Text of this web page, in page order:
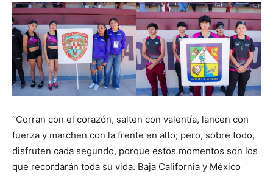
“Corran con el corazón, salten con valentía, lancen con
fuerza y marchen con la frente en alto; pero, sobre todo,
disfruten cada segundo, porque estos momentos son los
que recordarán toda su vida. Baja California y México